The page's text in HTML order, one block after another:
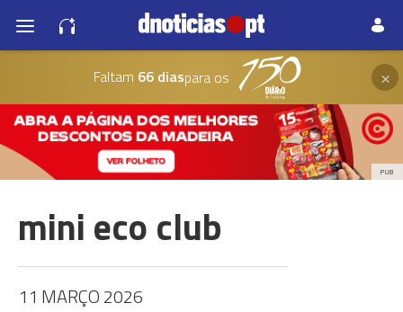
Faltam 66 diaspara os ×
PUB
mini eco club
11 MARÇO 2026